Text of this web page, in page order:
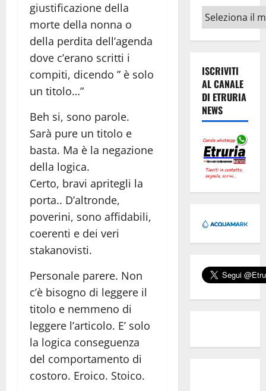
giustificazione della
morte della nonna o
della perdita dell’agenda
dove c’erano scritti i
compiti, dicendo ” è solo
un titolo…”
Beh si, sono parole.
Sarà pure un titolo e
basta. Ma è la negazione
della logica.
Certo, bravi apritegli la
porta.. D’altronde,
poverini, sono affidabili,
coerenti e dei veri
stakanovisti.
Personale parere. Non
c’è bisogno di leggere il
titolo e nemmeno di
leggere l’articolo. E’ solo
la logica conseguenza
del comportamento di
costoro. Eroico. Stoico.
Archivi
ISCRIVITI
AL CANALE
DI ETRURIA
NEWS